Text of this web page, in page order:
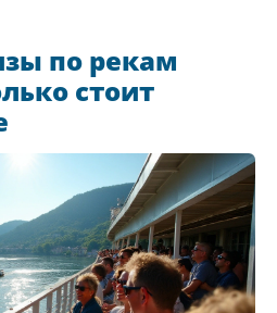
из поездки.
сориентироваться
отдыхе или
на жизнь
по рекам
стоит